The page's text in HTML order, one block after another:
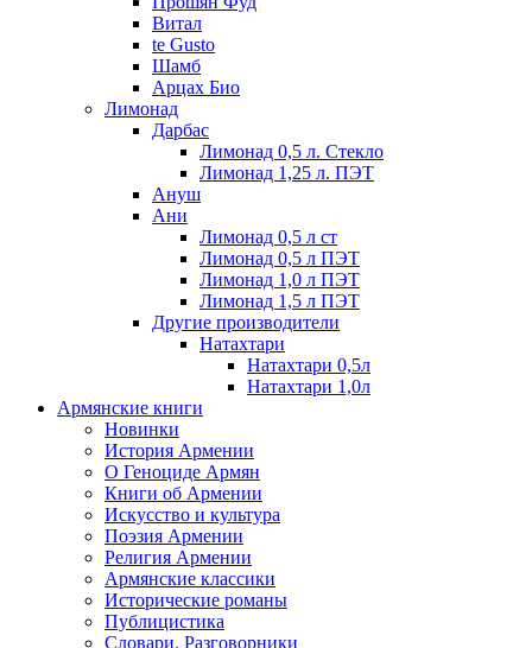
Витал
te Gusto
Шамб
Арцах Био
Лимонад
Дарбас
Лимонад 0,5 л. Стекло
Лимонад 1,25 л. ПЭТ
Ануш
Ани
Лимонад 0,5 л ст
Лимонад 0,5 л ПЭТ
Лимонад 1,0 л ПЭТ
Лимонад 1,5 л ПЭТ
Другие производители
Натахтари
Натахтари 0,5л
Натахтари 1,0л
Армянские книги
Новинки
История Армении
О Геноциде Армян
Книги об Армении
Иcкусство и культура
Поэзия Армении
Религия Армении
Армянские классики
Исторические романы
Публицистика
Словари. Разговорники